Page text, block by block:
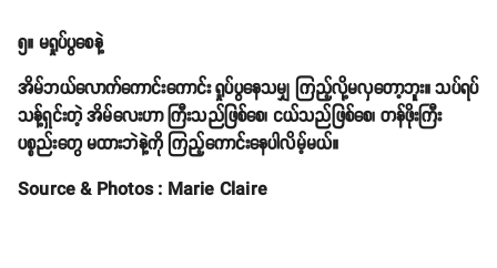
၅။ မရှုပ်ပွစေနဲ့
အိမ်ဘယ်လောက်ကောင်းကောင်း ရှုပ်ပွနေသမျှ ကြည့်လို့မလှတော့ဘူး။ သပ်ရပ်
သန့်ရှင်းတဲ့ အိမ်လေးဟာ ကြီးသည်ဖြစ်စေ၊ ငယ်သည်ဖြစ်စေ၊ တန်ဖိုးကြီး
ပစ္စည်းတွေ မထားဘဲနဲ့ကို ကြည့်ကောင်းနေပါလိမ့်မယ်။
Source & Photos : Marie Claire